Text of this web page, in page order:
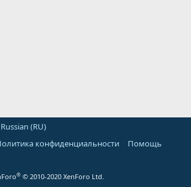
Russian (RU)
конфиденциальности
Помощь
® © 2010-2020 XenForo Ltd.